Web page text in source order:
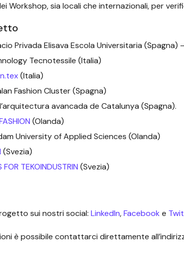
Workshop, sia locali che internazionali, per
Privada Elisava Escola Universitaria
Tecnotessile (Italia)
(Italia)
Fashion Cluster (Spagna)
avancada de Catalunya (Spagna).
(Olanda)
University of Applied Sciences (Olanda)
(Svezia)
FOR TEKOINDUSTRIN (Svezia)
sui nostri social: LinkedIn,Facebook e
è possibile contattarci direttamente